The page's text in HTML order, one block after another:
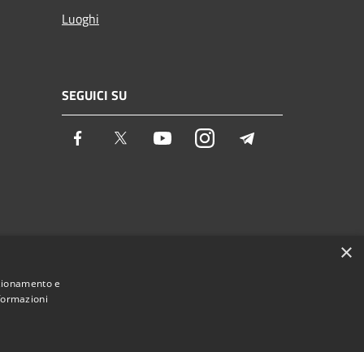
Luoghi
SEGUICI SU
Facebook Twitter YoutubeInstagram
×
e